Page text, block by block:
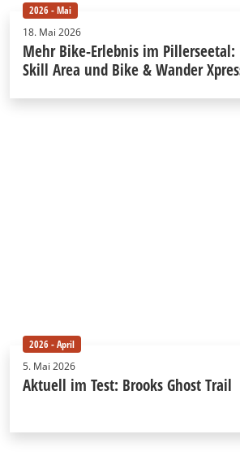
2026 - Mai
18. Mai 2026
Mehr Bike-Erlebnis im Pillerseetal:
Skill Area und Bike & Wander
2026 - April
5. Mai 2026
Aktuell im Test: Brooks Ghost Trail